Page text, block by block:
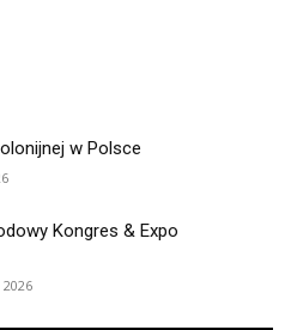
w Polsce
Kongres & Expo